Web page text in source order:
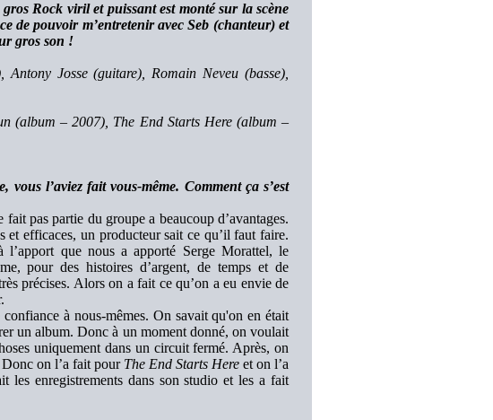
Rock viril et puissant est monté sur la scène
de pouvoir m’entretenir avec Seb (chanteur) et
gros son !
Josse (guitare), Romain Neveu (basse),
(album – 2007), The End Starts Here (album –
l’aviez fait vous-même. Comment ça s’est
pas partie du groupe a beaucoup d’avantages.
efficaces, un producteur sait ce qu’il faut faire.
que nous a apporté Serge Morattel, le
pour des histoires d’argent, de temps et de
précises. Alors on a fait ce qu’on a eu envie de
à nous-mêmes. On savait qu'on en était
un album. Donc à un moment donné, on voulait
uniquement dans un circuit fermé. Après, on
Donc on l’a fait pour The End Starts Hereet on l’a
les enregistrements dans son studio et les a fait